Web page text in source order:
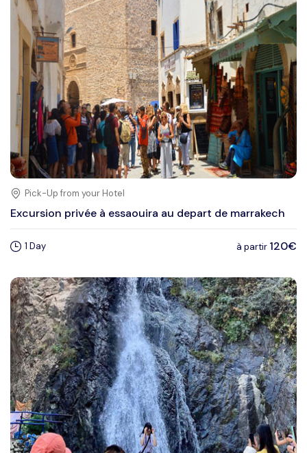
Pick-Up from your Hotel
Excursion privée à essaouira au depart de marrakech
1 Day à partir 120€